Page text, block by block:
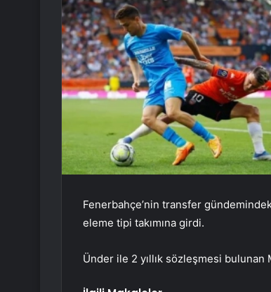
Fenerbahçe’nin transfer
eleme tipi takımına girdi.
Ünder ile 2 yıllık sözleşmesi bulunan